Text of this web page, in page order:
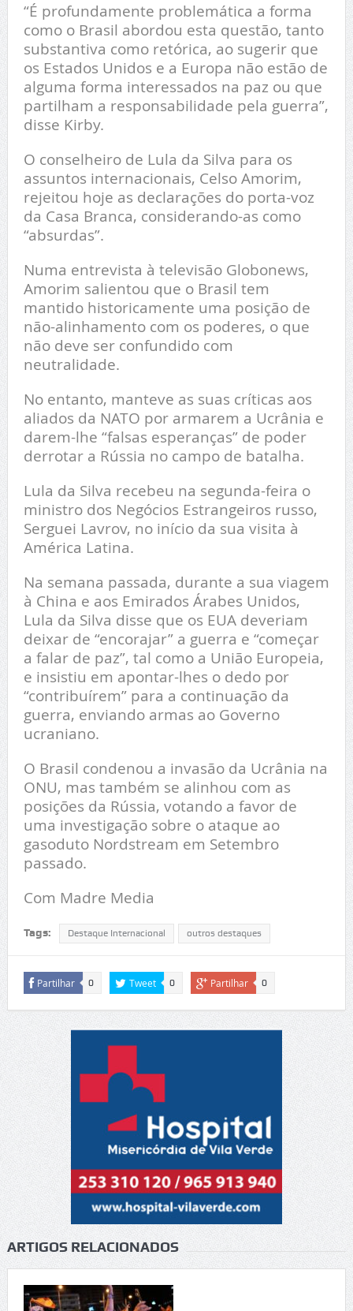
“É profundamente problemática a forma
como o Brasil abordou esta questão, tanto
substantiva como retórica, ao sugerir que
os Estados Unidos e a Europa não estão de
alguma forma interessados na paz ou que
partilham a responsabilidade pela guerra”,
disse Kirby.
O conselheiro de Lula da Silva para os
assuntos internacionais, Celso Amorim,
rejeitou hoje as declarações do porta-voz
da Casa Branca, considerando-as como
“absurdas”.
Numa entrevista à televisão Globonews,
Amorim salientou que o Brasil tem
mantido historicamente uma posição de
não-alinhamento com os poderes, o que
não deve ser confundido com
neutralidade.
No entanto, manteve as suas críticas aos
aliados da NATO por armarem a Ucrânia e
darem-lhe “falsas esperanças” de poder
derrotar a Rússia no campo de batalha.
Lula da Silva recebeu na segunda-feira o
ministro dos Negócios Estrangeiros russo,
Serguei Lavrov, no início da sua visita à
América Latina.
Na semana passada, durante a sua viagem
à China e aos Emirados Árabes Unidos,
Lula da Silva disse que os EUA deveriam
deixar de “encorajar” a guerra e “começar
a falar de paz”, tal como a União Europeia,
e insistiu em apontar-lhes o dedo por
“contribuírem” para a continuação da
guerra, enviando armas ao Governo
ucraniano.
O Brasil condenou a invasão da Ucrânia na
ONU, mas também se alinhou com as
posições da Rússia, votando a favor de
uma investigação sobre o ataque ao
gasoduto Nordstream em Setembro
passado.
Com Madre Media
Tags: Destaque Internacional outros destaques
Partilhar 0 Tweet 0 Partilhar 0
ARTIGOS RELACIONADOS